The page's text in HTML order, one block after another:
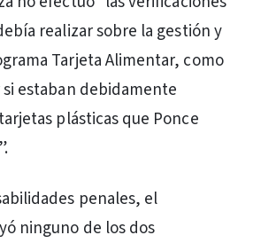
realizar sobre la gestión y
Tarjeta Alimentar, como
estaban debidamente
plásticas que Ponce
penales, el
ninguno de los dos